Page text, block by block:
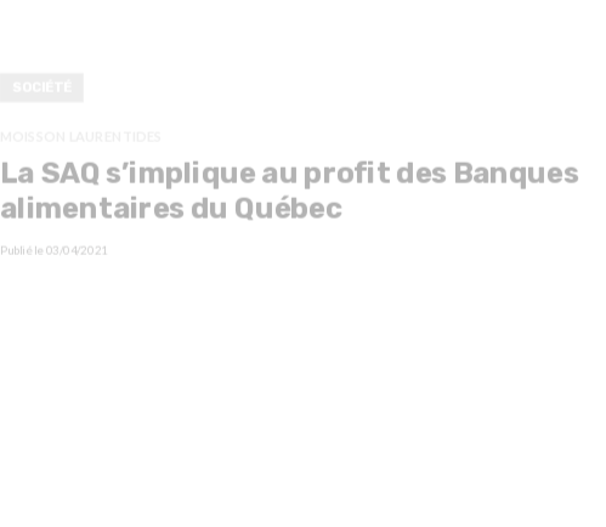
La SAQ s’implique au profit des Banques
alimentaires du Québec
Publié le 03/04/2021